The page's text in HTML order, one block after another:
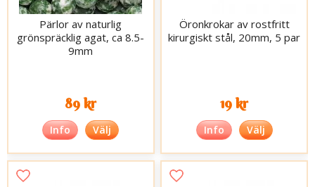
Pärlor av naturlig
grönspräcklig agat, ca 8.5-
9mm
89 kr
Info Välj
Öronkrokar av rostfritt
kirurgiskt stål, 20mm, 5 par
19 kr
Info Välj